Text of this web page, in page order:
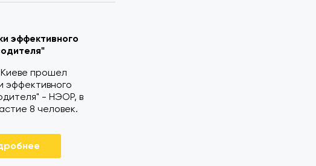
эффективного
прошел
эффективного
- НЭОР, в
8 человек.